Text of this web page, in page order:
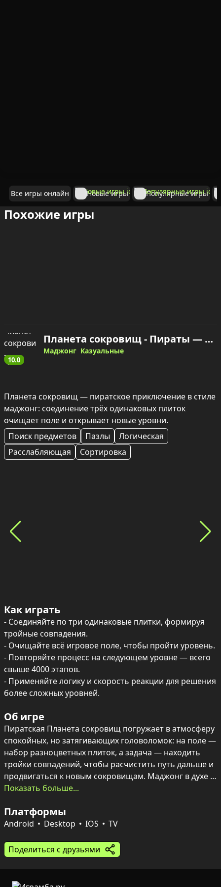
Все игры онлайн Новые игры Популярные игры
Похожие игры
10.0
Планета сокровищ - Пираты — играть онлайн
Маджонг Казуальные
Планета сокровищ — пиратское приключение в стиле
маджонг: соединение трёх одинаковых плиток
очищает поле и открывает новые уровни.
Поиск предметов
Пазлы
Логическая
Расслабляющая
Сортировка
Как играть
- Соединяйте по три одинаковые плитки, формируя
тройные совпадения.
- Очищайте всё игровое поле, чтобы пройти уровень.
- Повторяйте процесс на следующем уровне — всего
свыше 4000 этапов.
- Применяйте логику и скорость реакции для решения
более сложных уровней.
Об игре
Пиратская Планета сокровищ погружает в атмосферу
спокойных, но затягивающих головоломок: на поле —
набор разноцветных плиток, а задача — находить
тройки совпадений, чтобы расчистить путь дальше и
продвигаться к новым сокровищам. Маджонг в духе
«три в ряд» превращает каждую партию в маленькое
Более 4000 уровней постепенно повышают
хитроумных головоломок, где решающую роль
играют логика и скорость реакции. Очищение поля
возникает новый вызов и ощущение прогресса.
Показать больше...
Платформы
Android Desktop IOS TV
Поделиться с друзьями